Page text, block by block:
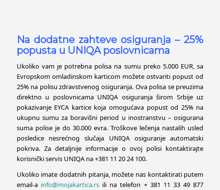
Na dodatne zahteve osiguranja – 25%
popusta u UNIQA poslovnicama
Ukoliko vam je potrebna polisa na sumu preko 5.000 EUR, sa
Evropskom omladinskom karticom možete ostvariti popust od
25% na polisu zdravstvenog osiguranja. Ova polisa se preuzima
direktno u poslovnicama UNIQA osiguranja širom Srbije uz
pokazivanje EYCA kartice koja omogućava popust od 25% na
ukupnu sumu za boravišni period u inostranstvu – osigurana
suma polise je do 30.000 evra. Troškove lečenja nastalih usled
posledice nesrećnog slučaja UNIQA osiguranje automatski
pokriva. Za detaljnije informacije o ovoj polisi kontaktirajte
korisnički servis UNIQA na +381 11 20 24 100.
Ukoliko imate dodatnih pitanja, možete nas kontaktirati putem
email-a info@mojakartica.rsili na telefon + 381 11 33 49 877